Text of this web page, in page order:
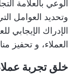
الوعي بالعلامة
وتحديد العوامل
الإدراك الإيجابي
العملاء، و تحفيز
خلق تجربة